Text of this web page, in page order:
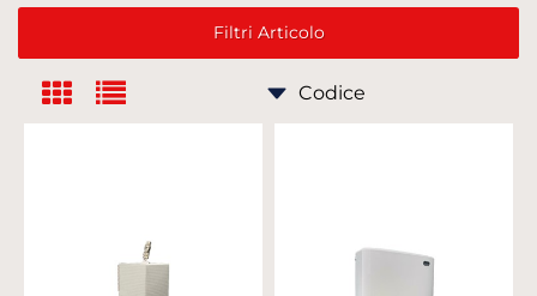
Filtri Articolo